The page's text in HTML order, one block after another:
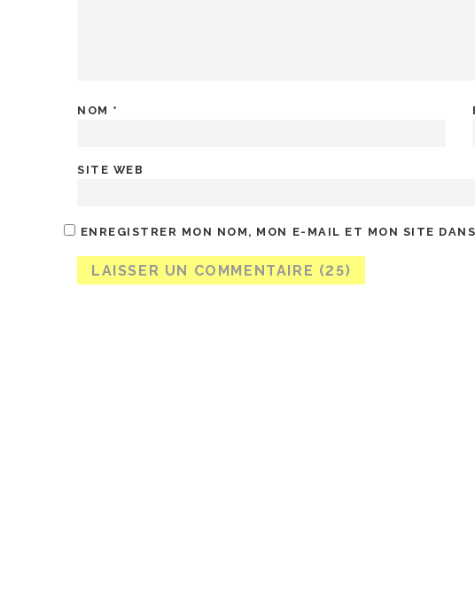
NOM *
SITE WEB
ENREGISTRER MON NOM, MON E-MAIL ET MON SITE